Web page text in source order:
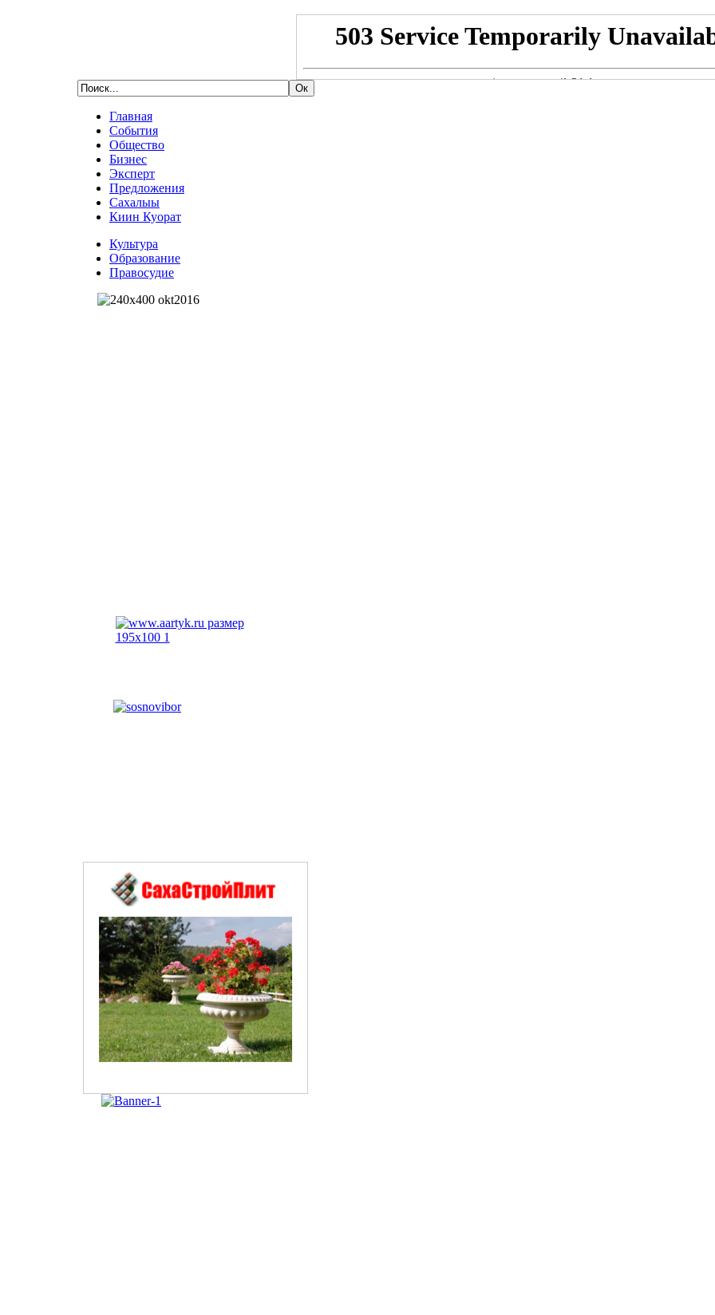
Главная
События
Общество
Бизнес
Эксперт
Предложения
Сахалыы
Киин Куорат
Культура
Образование
Правосудие